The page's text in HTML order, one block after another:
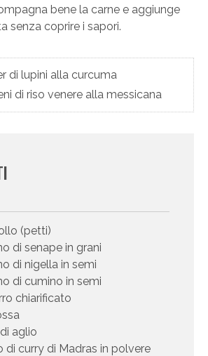
bene la carne e aggiunge
senza coprire i sapori.
di lupini alla curcuma
di riso venere alla messicana
(petti)
di senape in grani
di nigella in semi
di cumino in semi
chiarificato
aglio
di curry di Madras in polvere